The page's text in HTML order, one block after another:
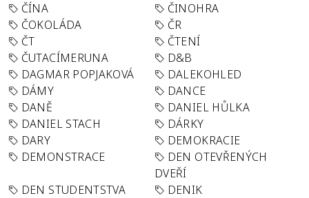
ČÍNA
ČINOHRA
ČOKOLÁDA
ČR
ČT
ČTENÍ
ČUTACÍMERUNA
D&B
DAGMAR POPJAKOVÁ
DALEKOHLED
DÁMY
DANCE
DANĚ
DANIEL HŮLKA
DANIEL STACH
DÁRKY
DARY
DEMOKRACIE
DEMONSTRACE
DEN OTEVŘENÝCH
DVEŘÍ
DEN STUDENTSTVA
DENIK